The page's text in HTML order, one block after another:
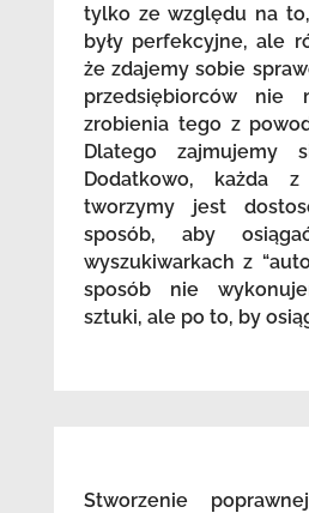
tylko ze względu na
były perfekcyjne, ale
że zdajemy sobie
przedsiębiorców nie
zrobienia tego z
Dlatego zajmujemy
Dodatkowo, każda
tworzymy jest
sposób, aby
wyszukiwarkach z
sposób nie
sztuki, ale po to, by
Stworzenie